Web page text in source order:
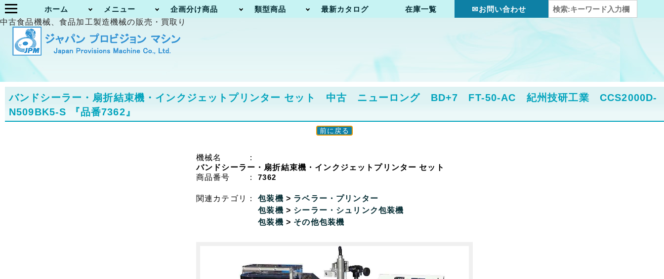
ホーム メニュー 企画分け商品 類型商品 最新カタログ 在庫一覧
✉お問い合わせ
中古食品機械、食品加工製造機械の販売・買取り
バンドシーラー・扇折結束機・インクジェットプリンター セット 中古 ニューロング BD+7 FT-50-AC 紀州技研工業 CCS2000D-
N509BK5-S
『品番7362』
前に戻る
機械名 ：
バンドシーラー・扇折結束機・インクジェットプリンター セット
商品番号 ：7362
関連カテゴリ：包装機 > ラベラー・プリンター
包装機 > シーラー・シュリンク包装機
包装機 > その他包装機